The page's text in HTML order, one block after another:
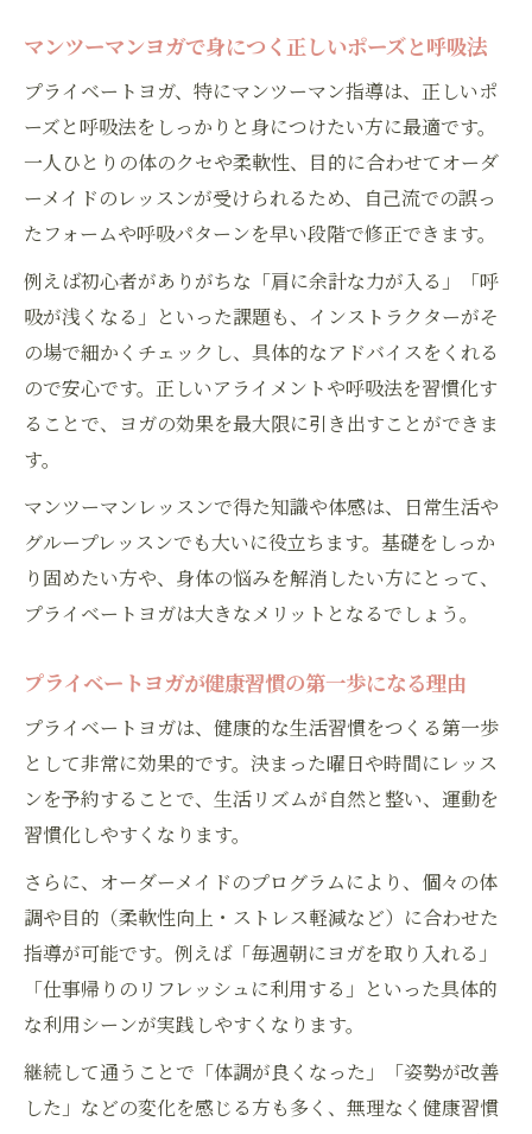
マンツーマンヨガで身につく正しいポーズと呼吸法
プライベートヨガ、特にマンツーマン指導は、正しいポ
ーズと呼吸法をしっかりと身につけたい方に最適です。
一人ひとりの体のクセや柔軟性、目的に合わせてオーダ
ーメイドのレッスンが受けられるため、自己流での誤っ
たフォームや呼吸パターンを早い段階で修正できます。
例えば初心者がありがちな「肩に余計な力が入る」「呼
吸が浅くなる」といった課題も、インストラクターがそ
の場で細かくチェックし、具体的なアドバイスをくれる
ので安心です。正しいアライメントや呼吸法を習慣化す
ることで、ヨガの効果を最大限に引き出すことができま
す。
マンツーマンレッスンで得た知識や体感は、日常生活や
グループレッスンでも大いに役立ちます。基礎をしっか
り固めたい方や、身体の悩みを解消したい方にとって、
プライベートヨガは大きなメリットとなるでしょう。
プライベートヨガが健康習慣の第一歩になる理由
プライベートヨガは、健康的な生活習慣をつくる第一歩
として非常に効果的です。決まった曜日や時間にレッス
ンを予約することで、生活リズムが自然と整い、運動を
習慣化しやすくなります。
さらに、オーダーメイドのプログラムにより、個々の体
調や目的（柔軟性向上・ストレス軽減など）に合わせた
指導が可能です。例えば「毎週朝にヨガを取り入れる」
「仕事帰りのリフレッシュに利用する」といった具体的
な利用シーンが実践しやすくなります。
継続して通うことで「体調が良くなった」「姿勢が改善
した」などの変化を感じる方も多く、無理なく健康習慣